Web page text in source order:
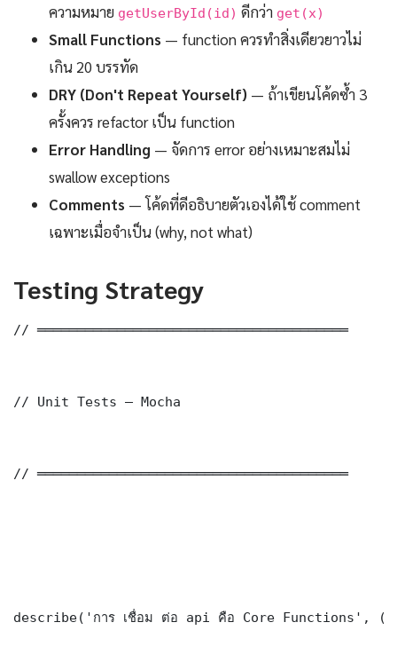
ความหมาย getUserById(id) ดีกว่า get(x)
Small Functions — function ควรทำสิ่งเดียวยาวไม่
เกิน 20 บรรทัด
DRY (Don't Repeat Yourself) — ถ้าเขียนโค้ดซ้ำ 3
ครั้งควร refactor เป็น function
Error Handling — จัดการ error อย่างเหมาะสมไม่
swallow exceptions
Comments — โค้ดที่ดีอธิบายตัวเองได้ใช้ comment
เฉพาะเมื่อจำเป็น (why, not what)
Testing Strategy
// ═══════════════════════════════════════
// Unit Tests — Mocha
// ═══════════════════════════════════════
describe('การ เชื่อม ต่อ api คือ Core Functions',